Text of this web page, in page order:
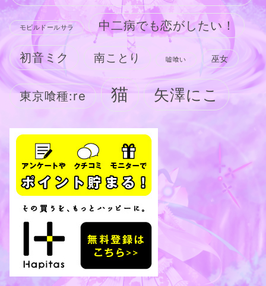
モビルドールサラ 中二病でも恋がしたい！
初音ミク 南ことり 嘘喰い 巫女
東京喰種:re 猫 矢澤にこ